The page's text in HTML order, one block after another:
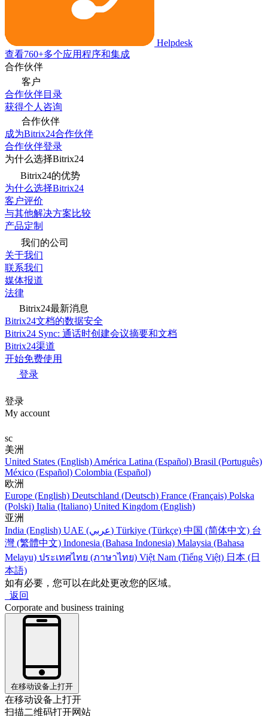
Helpdesk
查看760+多个应用程序和集成
合作伙伴
客户
合作伙伴目录
获得个人咨询
合作伙伴
成为Bitrix24合作伙伴
合作伙伴登录
为什么选择Bitrix24
Bitrix24的优势
为什么选择Bitrix24
客户评价
与其他解决方案比较
产品定制
我们的公司
关于我们
联系我们
媒体报道
法律
Bitrix24最新消息
Bitrix24文档的数据安全
Bitrix24 Sync: 通话时创建会议摘要和文档
Bitrix24渠道
开始免费使用
登录
登录
My account
sc
美洲
United States (English) América Latina (Español) Brasil (Português)
México (Español) Colombia (Español)
欧洲
Europe (English) Deutschland (Deutsch) France (Français) Polska
(Polski) Italia (Italiano) United Kingdom (English)
亚洲
India (English)
UAE (عربي) Türkiye (Türkçe) 中国 (简体中文) 台
灣 (繁體中文) Indonesia (Bahasa Indonesia) Malaysia (Bahasa
Melayu) ประเทศไทย (ภาษาไทย) Việt Nam (Tiếng Việt) 日本 (日
本語)
如有必要，您可以在此处更改您的区域。
返回
Corporate and business training
在移动设备上打开
在移动设备上打开
扫描二维码打开网站